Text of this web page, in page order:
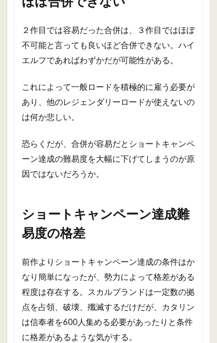
２作目では容易だった合併は、３作目ではほぼ
不可能と言っても良いほど合併できない。ハイ
エルフであればわずかだが可能性がある。
これによって一般ロードを積極的に雇う必要が
あり、他のレジェンダリーロードが使えないの
は何か悲しい。
恐らくだが、合併が容易だとショートキャンペ
ーン達成の難易度を大幅に下げてしまうのが原
因ではないだろうか。
ショートキャンペーン達成難
易度の格差
前作よりショートキャンペーン達成の条件はか
なり簡単になったが、勢力によって格差がある
程度は存在する。スカルブランドは一定数の拠
点を占領、破壊、殲滅するだけだが、カタリン
は信奉者を600人集める必要があったりと条件
に格差があるような気がする。